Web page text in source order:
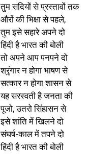
तुम सदियों से प्रस्तावों तक
औरों की भिक्षा से पहले,
तुम इसे सहारे अपने दो
हिंदी है भारत की बोली
तो अपने आप पनपने दो
श्रृंगार न होगा भाषण से
सत्कार न होगा शासन से
यह सरस्वती है जनता की
पूजो, उतरो सिंहासन से
इसे शांति में खिलने दो
संघर्ष-काल में तपने दो
हिंदी है भारत की बोली